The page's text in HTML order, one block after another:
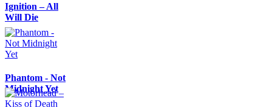
Ignition – All
Will Die
Phantom - Not
Midnight Yet